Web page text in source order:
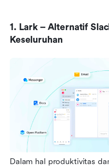
1. Lark – Alternatif
Keseluruhan
Dalam hal produktivitas